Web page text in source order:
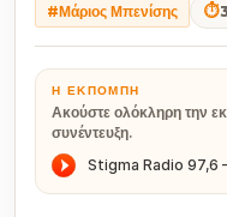
#Μάριος Μπενίσης ⏱
Η ΕΚΠΟΜΠΉ
Ακούστε ολόκληρη την
συνέντευξη.